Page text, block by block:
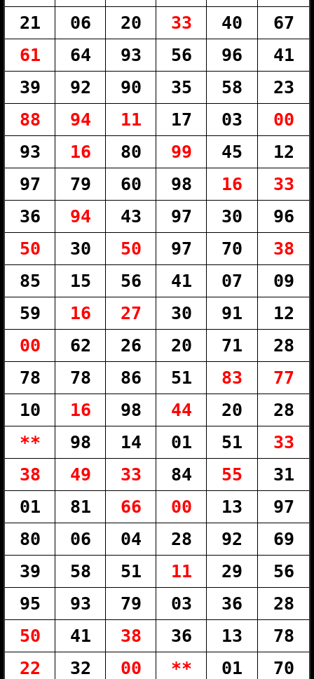
21
06 20 33 40
67
61
64 93 56 96
41
39
92 90 35 58
23
88
94 11 17 03
00
93
16 80 99 45
12
97
79 60 98 16
33
36
94 43 97 30
96
50
30 50 97 70
38
85
15 56 41 07
09
59
16 27 30 91
12
00
62 26 20 71
28
78
78 86 51 83
77
10
16 98 44 20
28
**
98 14 01 51
33
38
49 33 84 55
31
01
81 66 00 13
97
80
06 04 28 92
69
39
58 51 11 29
56
95
93 79 03 36
28
50
41 38 36 13
78
22
32 00 ** 01
70